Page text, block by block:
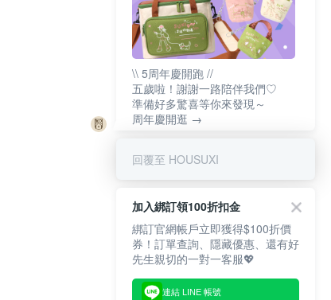
\\ 5周年慶開跑 //
五歲啦！謝謝一路陪伴我們♡
準備好多驚喜等你來發現～
周年慶開逛 →
回覆至 HOUSUXI
加入綁訂領100折扣金
綁訂官網帳戶立即獲得$100折價
券！訂單查詢、隱藏優惠、還有好
先生親切的一對一客服💖
連結 LINE 帳號